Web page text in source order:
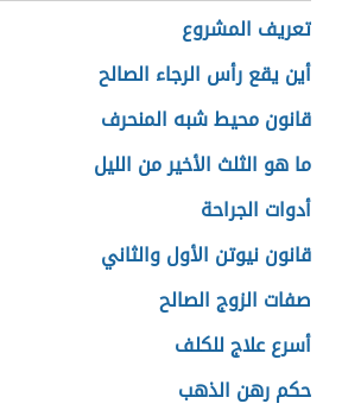
تعريف المشروع
أين يقع رأس الرجاء الصالح
قانون محيط شبه المنحرف
ما هو الثلث الأخير من الليل
أدوات الجراحة
قانون نيوتن الأول والثاني
صفات الزوج الصالح
أسرع علاج للكلف
حكم رهن الذهب